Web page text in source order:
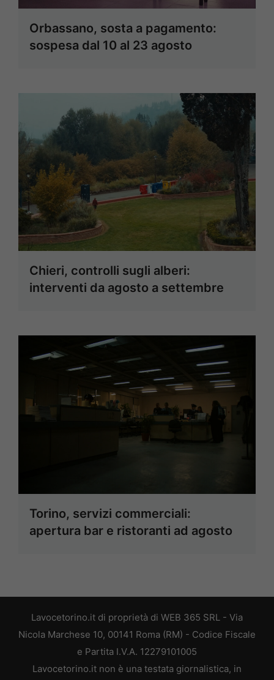
Orbassano, sosta a pagamento:
sospesa dal 10 al 23 agosto
Chieri, controlli sugli alberi:
interventi da agosto a settembre
Torino, servizi commerciali:
apertura bar e ristoranti ad agosto
Lavocetorino.it di proprietà di WEB 365 SRL - Via
Nicola Marchese 10, 00141 Roma (RM) - Codice Fiscale
e Partita I.V.A. 12279101005
Lavocetorino.it non è una testata giornalistica, in